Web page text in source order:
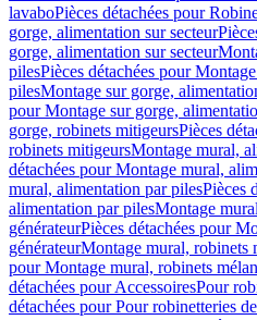
lavaboPièces détachées pour
gorge, alimentation sur secteur
gorge, alimentation sur secteur
pilesPièces détachées pour
pilesMontage sur gorge,
pour Montage sur gorge,
gorge, robinets mitigeursPièces
robinets mitigeursMontage mural,
détachées pour Montage mural,
mural, alimentation par pilesPièces
alimentation par pilesMontage
générateurPièces détachées pour
générateurMontage mural, robinets
pour Montage mural, robinets
détachées pour AccessoiresPour
détachées pour Pour robinetteries